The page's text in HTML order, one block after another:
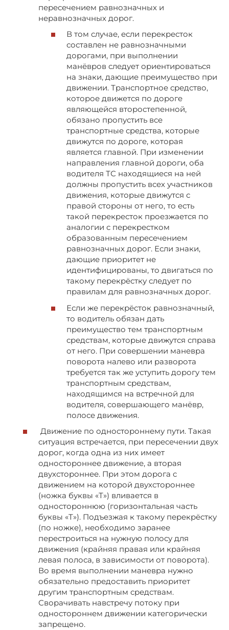
пересечением равнозначных и
неравнозначных дорог.
В том случае, если перекресток
составлен не равнозначными
дорогами, при выполнении
манёвров следует ориентироваться
на знаки, дающие преимущество при
движении. Транспортное средство,
которое движется по дороге
являющейся второстепенной,
обязано пропустить все
транспортные средства, которые
движутся по дороге, которая
является главной. При изменении
направления главной дороги, оба
водителя ТС находящиеся на ней
должны пропустить всех участников
движения, которые движутся с
правой стороны от него, то есть
такой перекресток проезжается по
аналогии с перекрестком
образованным пересечением
равнозначных дорог. Если знаки,
дающие приоритет не
идентифицированы, то двигаться по
такому перекрёстку следует по
правилам для равнозначных дорог.
Если же перекрёсток равнозначный,
то водитель обязан дать
преимущество тем транспортным
средствам, которые движутся справа
от него. При совершении маневра
поворота налево или разворота
требуется так же уступить дорогу тем
транспортным средствам,
находящимся на встречной для
водителя, совершающего манёвр,
полосе движения.
Движение по одностороннему пути. Такая
ситуация встречается, при пересечении двух
дорог, когда одна из них имеет
одностороннее движение, а вторая
двухстороннее. При этом дорога с
движением на которой двухстороннее
(ножка буквы «Т») вливается в
одностороннюю (горизонтальная часть
буквы «Т»). Подъезжая к такому перекрёстку
(по ножке), необходимо заранее
перестроиться на нужную полосу для
движения (крайняя правая или крайняя
левая полоса, в зависимости от поворота).
Во время выполнении маневра нужно
обязательно предоставить приоритет
другим транспортным средствам.
Сворачивать навстречу потоку при
одностороннем движении категорически
запрещено.